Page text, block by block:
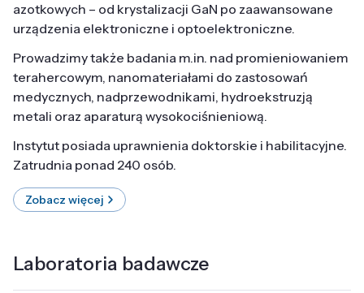
azotkowych – od krystalizacji GaN po zaawansowane
urządzenia elektroniczne i optoelektroniczne.
Prowadzimy także badania m.in. nad promieniowaniem
terahercowym, nanomateriałami do zastosowań
medycznych, nadprzewodnikami, hydroekstruzją
metali oraz aparaturą wysokociśnieniową.
Instytut posiada uprawnienia doktorskie i habilitacyjne.
Zatrudnia ponad 240 osób.
Zobacz więcej
Laboratoria badawcze